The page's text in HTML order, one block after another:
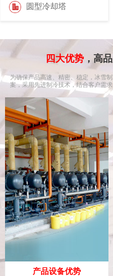
圆型冷却塔
四大优势 ，高
为确保产品高速、精密、稳定，冰雪
案，采用先进制冷技术，结合客户需
产品设备优势